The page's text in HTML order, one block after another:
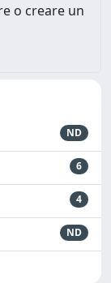
o creare un
ND
6
4
ND